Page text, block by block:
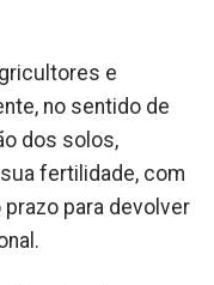
e
no sentido de
dos solos,
fertilidade, com
prazo para devolver